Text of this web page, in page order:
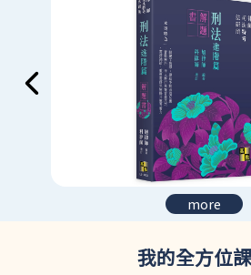
more
我的全方位